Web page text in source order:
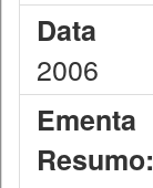
Data
2006
Ementa
Resumo: